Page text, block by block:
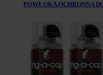
POWŁOKA OCHRONNA